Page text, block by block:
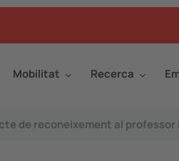
Mobilitat Recerca
de reconeixement al professor